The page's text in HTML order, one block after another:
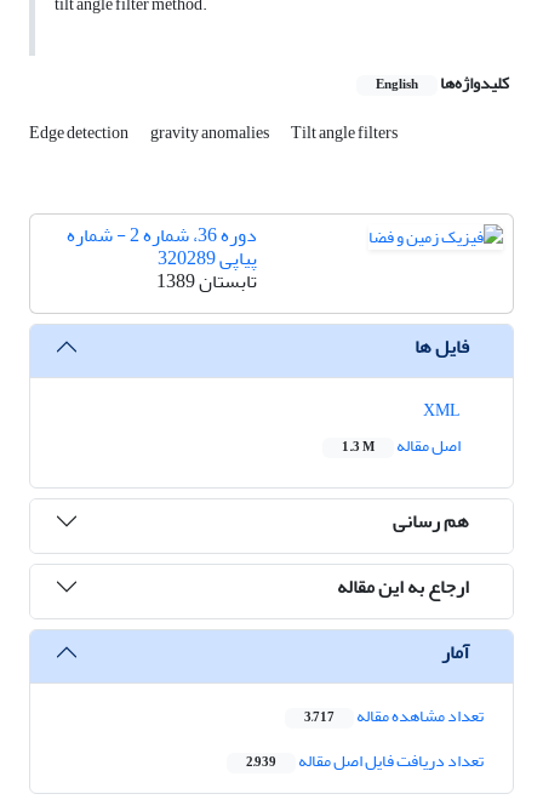
کلیدواژه‌ها English
Edge detection gravity anomalies Tilt angle filters
دوره 36، شماره 2 - شماره
پیاپی 320289
تابستان 1389
فایل ها
اصل مقاله
1.3 M
هم رسانی
ارجاع به این مقاله
آمار
تعداد مشاهده مقاله 3,717
تعداد دریافت فایل اصل مقاله 2,939